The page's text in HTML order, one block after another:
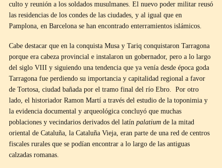
culto y reunión a los soldados musulmanes. El nuevo poder militar reusó
las residencias de los condes de las ciudades, y al igual que en
Pamplona, en Barcelona se han encontrado enterramientos islámicos.
Cabe destacar que en la conquista Musa y Tariq conquistaron Tarragona
porque era cabeza provincial e instalaron un gobernador, pero a lo largo
del siglo VIII y siguiendo una tendencia que ya venía desde época goda
Tarragona fue perdiendo su importancia y capitalidad regional a favor
de Tortosa, ciudad bañada por el tramo final del río Ebro. Por otro
lado, el historiador Ramon Martí a través del estudio de la toponimia y
la evidencia documental y arqueológica concluyó que muchas
poblaciones y vecindarios derivados del latín palatium de la mitad
oriental de Cataluña, la Cataluña Vieja, eran parte de una red de centros
fiscales rurales que se podían encontrar a lo largo de las antiguas
calzadas romanas.